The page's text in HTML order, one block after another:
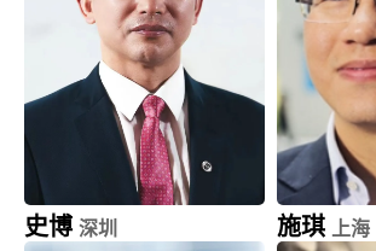
史博 深圳
施琪
上海